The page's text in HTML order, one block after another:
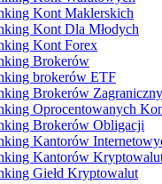
Kont Maklerskich
Kont Dla Młodych
Kont Forex
Brokerów
brokerów ETF
Brokerów
Oprocentowanych
Brokerów Obligacji
Kantorów
Kantorów
Giełd Kryptowalut